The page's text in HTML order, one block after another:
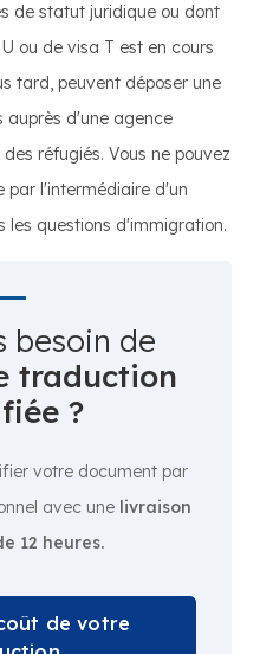
de statut juridique ou dont
ou de visa T est en cours
tard, peuvent déposer une
auprès d'une agence
réfugiés. Vous ne pouvez
par l'intermédiaire d'un
les questions d'immigration.
besoin de
traduction
?
votre document par
avec une livraison
12 heures.
de votre